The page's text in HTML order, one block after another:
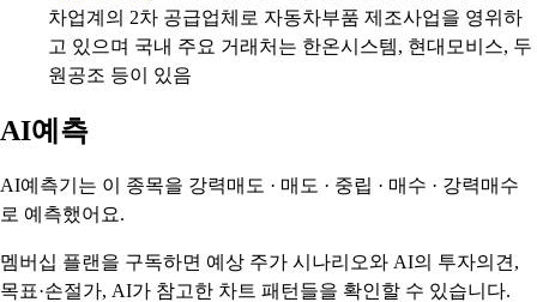
차업계의 2차 공급업체로 자동차부품 제조사업을 영위하
고 있으며 국내 주요 거래처는 한온시스템, 현대모비스, 두
원공조 등이 있음
AI예측
AI예측기는 이 종목을 강력매도 · 매도 · 중립 · 매수 · 강력매수
로 예측했어요.
멤버십 플랜을 구독하면 예상 주가 시나리오와 AI의 투자의견,
목표·손절가, AI가 참고한 차트 패턴들을 확인할 수 있습니다.